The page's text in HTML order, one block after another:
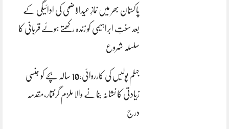
پاکستان بھر میں نمازِ عیدالاضحی کی ادائیگی کے
بعد سنتِ ابراہیمی کو زندہ رکھتے ہوئے قربانی کا
سلسلہ شروع
جہلم پولیس کی کارروائی،10 سالہ بچے کو جنسی
زیادتی کا نشانہ بنانے والا ملزم گرفتار،مقدمہ
درج